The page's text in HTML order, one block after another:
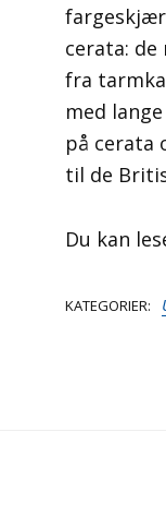
cerata:
fra
med
på cerata
til de
Du kan
KATEGORIER